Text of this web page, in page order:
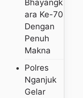
Bhayangk
Ara Ke-70
Dengan
Penuh
Makna
Polres
Nganjuk
Gelar